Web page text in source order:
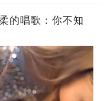
的唱歌：你不知